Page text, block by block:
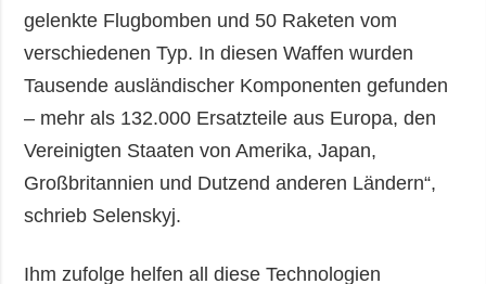
gelenkte Flugbomben und 50 Raketen vom
verschiedenen Typ. In diesen Waffen wurden
Tausende ausländischer Komponenten gefunden
– mehr als 132.000 Ersatzteile aus Europa, den
Vereinigten Staaten von Amerika, Japan,
Großbritannien und Dutzend anderen Ländern“,
schrieb Selenskyj.
Ihm zufolge helfen all diese Technologien